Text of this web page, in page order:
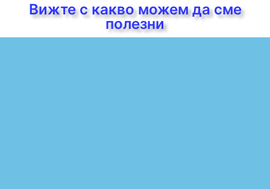
Вижте с какво можем да сме
полезни